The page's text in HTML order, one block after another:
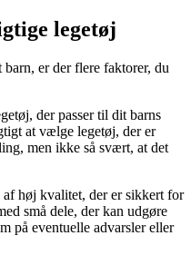
legetøj
er der flere faktorer, du
der passer til dit barns
at vælge legetøj, der er
men ikke så svært, at det
høj kvalitet, der er sikkert for
små dele, der kan udgøre
på eventuelle advarsler eller